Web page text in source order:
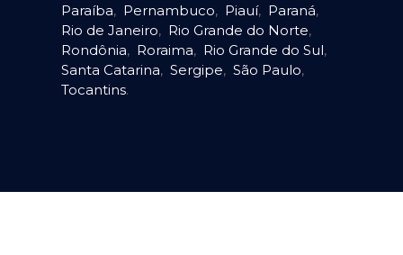
Paraíba, Pernambuco, Piauí, Paraná,
Rio de Janeiro, Rio Grande do Norte,
Rondônia, Roraima, Rio Grande do Sul,
Santa Catarina, Sergipe, São Paulo,
Tocantins.